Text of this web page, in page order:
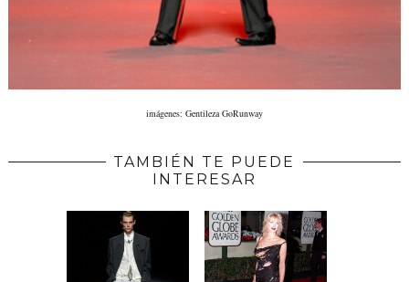
imágenes: Gentileza GoRunway
TAMBIÉN TE PUEDE
INTERESAR